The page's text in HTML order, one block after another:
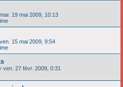
mar. 19 mai 2009, 10:13
ven. 15 mai 2009, 9:54
ven. 27 févr. 2009, 0:31